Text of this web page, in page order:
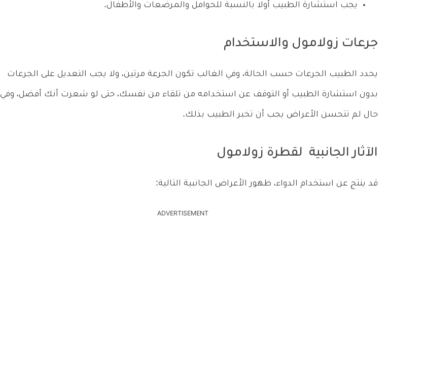
يجب استشارة الطبيب أولا بالنسبة للحوامل والمرضعات والأطفال.
جرعات زولامول والاستخدام
يحدد الطبيب الجرعات حسب الحالة، وفي الغالب تكون الجرعة مرتين، ولا يجب التعديل على الجرعات
بدون استشارة الطبيب أو التوقف عن استخدامه من تلقاء من نفسك، حتى لو شعرت أنك أفضل، وفي
حال لم تتحسن الأعراض يجب أن تخبر الطبيب بذلك.
الآثار الجانبية لقطرة زولامول
قد ينتج عن استخدام الدواء، ظهور الأعراض الجانبية التالية:
ADVERTISEMENT